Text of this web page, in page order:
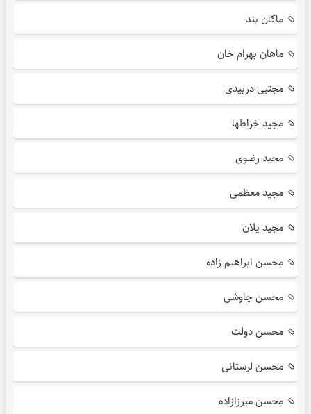
ماکان بند
ماهان بهرام خان
مجتبی دربیدی
مجید خراطها
مجید رضوی
مجید معظمی
مجید یلان
محسن ابراهیم زاده
محسن چاوشی
محسن دولت
محسن لرستانی
محسن میرزازاده